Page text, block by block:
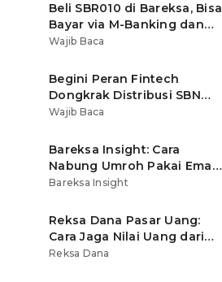
Beli SBR010 di Bareksa, Bisa
Bayar via M-Banking dan
OVO di Tokopedia
Wajib Baca
Begini Peran Fintech
Dongkrak Distribusi SBN
Ritel
Wajib Baca
Bareksa Insight: Cara
Nabung Umroh Pakai Emas
Digital agar Nilainya
Bareksa Insight
Reksa Dana Pasar Uang:
Cara Jaga Nilai Uang dari
Gerusan Inflasi
Reksa Dana